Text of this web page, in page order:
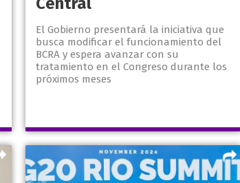
El Gobierno presentará la iniciativa que
busca modificar el funcionamiento del
BCRA y espera avanzar con su
tratamiento en el Congreso durante los
próximos meses